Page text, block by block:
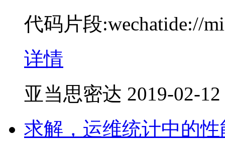
代码片段:wechatide://
详情
亚当思密达 2019-02-
求解，运维统计中的